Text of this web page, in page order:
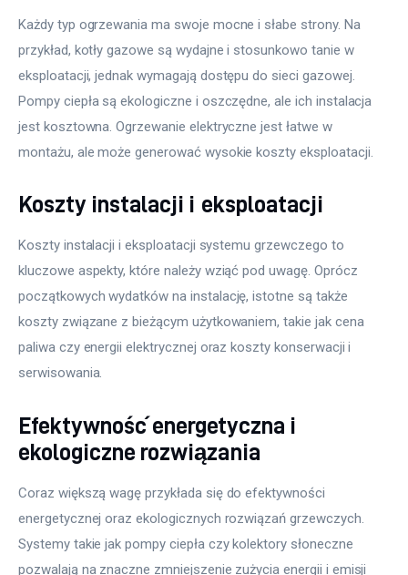
Każdy typ ogrzewania ma swoje mocne i słabe strony. Na
przykład, kotły gazowe są wydajne i stosunkowo tanie w
eksploatacji, jednak wymagają dostępu do sieci gazowej.
Pompy ciepła są ekologiczne i oszczędne, ale ich instalacja
jest kosztowna. Ogrzewanie elektryczne jest łatwe w
montażu, ale może generować wysokie koszty eksploatacji.
Koszty instalacji i eksploatacji
Koszty instalacji i eksploatacji systemu grzewczego to
kluczowe aspekty, które należy wziąć pod uwagę. Oprócz
początkowych wydatków na instalację, istotne są także
koszty związane z bieżącym użytkowaniem, takie jak cena
paliwa czy energii elektrycznej oraz koszty konserwacji i
serwisowania.
Efektywność energetyczna i
ekologiczne rozwiązania
Coraz większą wagę przykłada się do efektywności
energetycznej oraz ekologicznych rozwiązań grzewczych.
Systemy takie jak pompy ciepła czy kolektory słoneczne
pozwalają na znaczne zmniejszenie zużycia energii i emisji